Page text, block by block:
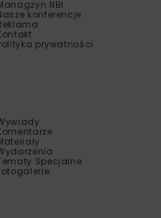
NBI
konferencje
prywatności
Specjalne